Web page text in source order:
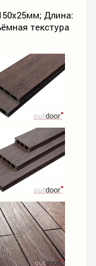
Длина:
текстура